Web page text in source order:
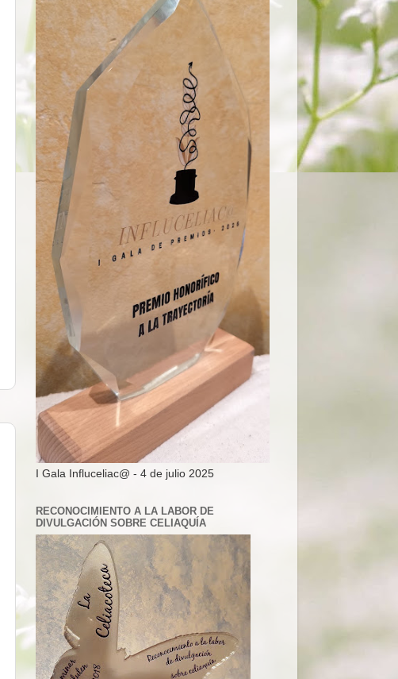
I Gala Influceliac@ - 4 de julio 2025
RECONOCIMIENTO A LA LABOR DE
DIVULGACIÓN SOBRE CELIAQUÍA